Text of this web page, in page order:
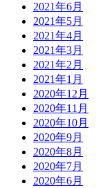
2021年6月
2021年5月
2021年4月
2021年3月
2021年2月
2021年1月
2020年12月
2020年11月
2020年10月
2020年9月
2020年8月
2020年7月
2020年6月